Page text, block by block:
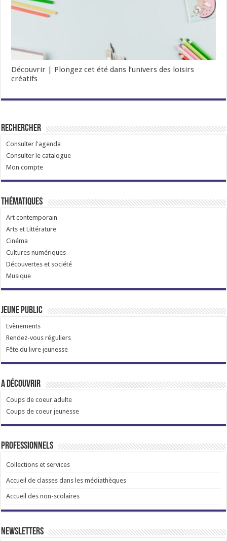
Découvrir | Plongez cet été dans l’univers des loisirs
créatifs
Rechercher
Consulter l'agenda
Consulter le catalogue
Mon compte
Thématiques
Art contemporain
Arts et Littérature
Cinéma
Cultures numériques
Découvertes et société
Musique
Jeune public
Evènements
Rendez-vous réguliers
Fête du livre jeunesse
A découvrir
Coups de coeur adulte
Coups de coeur jeunesse
Professionnels
Collections et services
Accueil de classes dans les médiathèques
Accueil des non-scolaires
Newsletters